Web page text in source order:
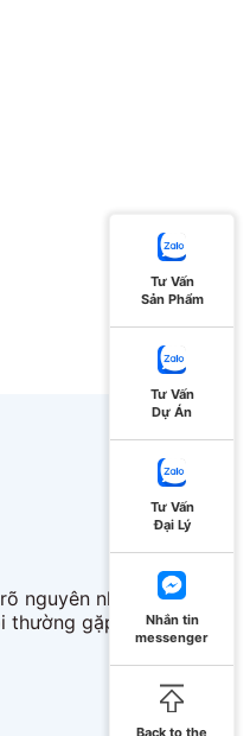
nguyên nhân và
thường gặp ở cửa
Tư Vấn
Sản Phẩm
Tư Vấn
Dự Án
Tư Vấn
Đại Lý
Nhắn tin
messenger
Back to the